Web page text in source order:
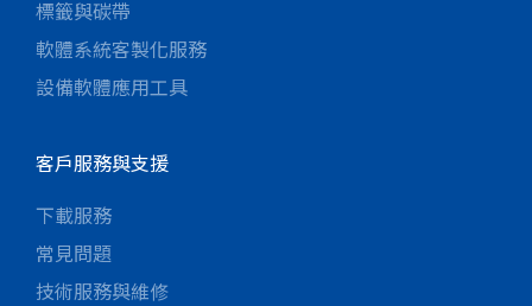
標籤與碳帶
軟體系統客製化服務
設備軟體應用工具
客戶服務與支援
下載服務
常見問題
技術服務與維修